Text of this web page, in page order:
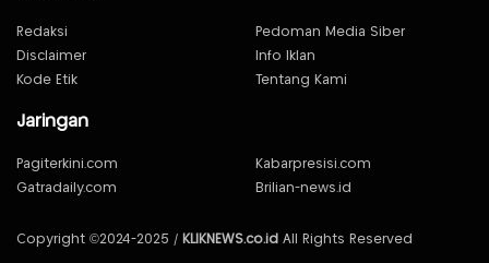
Redaksi
Pedoman Media Siber
Disclaimer
Info Iklan
Kode Etik
Tentang Kami
Jaringan
Pagiterkini.com
Kabarpresisi.com
Gatradaily.com
Brilian-news.id
Copyright ©2024-2025 / KLIKNEWS.co.id All Rights Reserved